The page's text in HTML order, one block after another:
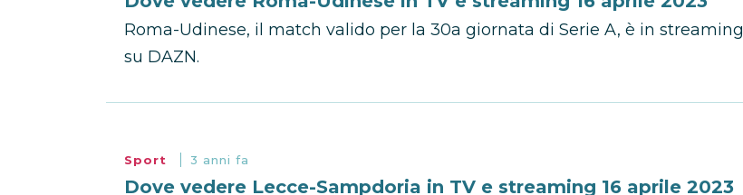
Roma-Udinese, il match valido per la 30a giornata di Serie A, è in streaming
su DAZN.
Sport 3 anni fa
Dove vedere Lecce-Sampdoria in TV e streaming 16 aprile 2023